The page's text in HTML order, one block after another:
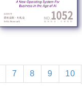
7 8 9 10